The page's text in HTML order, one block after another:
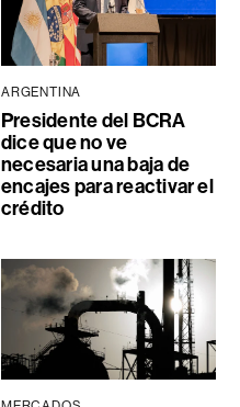
ARGENTINA
Presidente del BCRA
dice que no ve
necesaria una baja de
encajes para reactivar el
crédito